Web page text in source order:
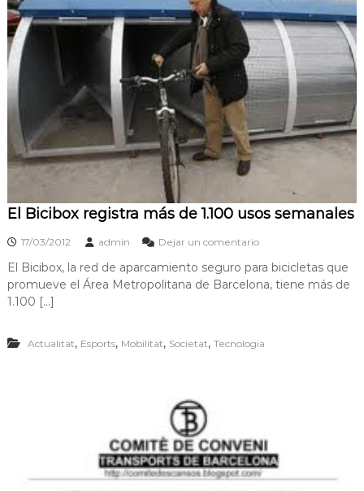
El Bicibox registra más de 1.100 usos semanales
17/03/2012 admin Dejar un comentario
El Bicibox, la red de aparcamiento seguro para bicicletas que
promueve el Área Metropolitana de Barcelona, tiene más de
1.100 […]
Actualitat, Esports, Mobilitat, Societat, Tecnologia